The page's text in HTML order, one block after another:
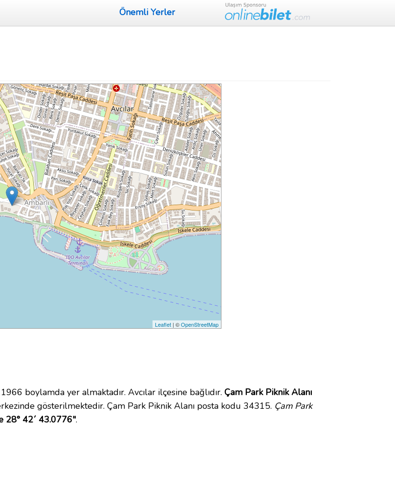
Önemli Yerler
Leaflet | ©OpenStreetMap
boylamda yer almaktadır. Avcılar ilçesine bağlıdır. Çam Park Piknik Alanı
gösterilmektedir. Çam Park Piknik Alanı posta kodu 34315. Çam Park
28° 42´ 43.0776".